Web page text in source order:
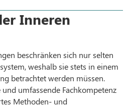
Inneren
beschränken sich nur selten
weshalb sie stets in einem
betrachtet werden müssen.
umfassende Fachkompetenz
Methoden- und